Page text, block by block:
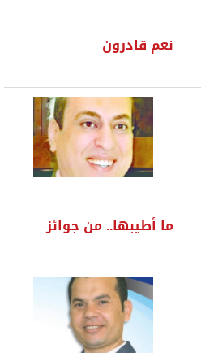
نعم قادرون
ما أطيبها.. من جوائز